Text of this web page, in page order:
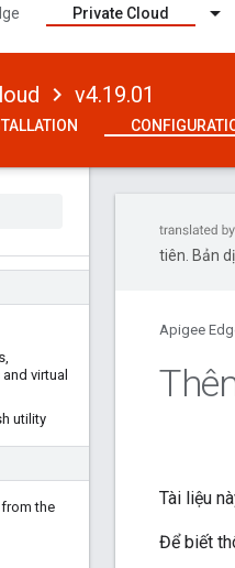
Private Cloud
v4.19.01
,
virtual
utility
the
tiên. Bản
Apigee
Tài liệu
Để biết